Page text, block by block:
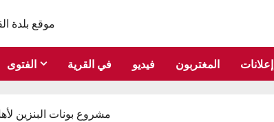
الفتوى في القرية فيديو المغتربون إعلانات
مشروع بونات البنزين